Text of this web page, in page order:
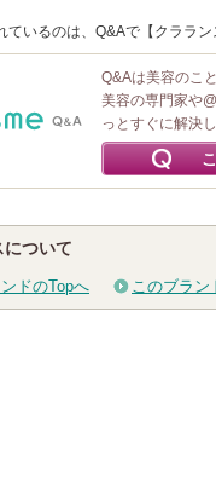
ているのは、Q&Aで【クララ
Q&Aは美容のこ
美容の専門家や
っとすぐに解決
について
ドのTopへ このブラン